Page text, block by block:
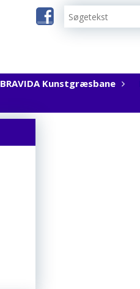
BRAVIDA Kunstgræsbane